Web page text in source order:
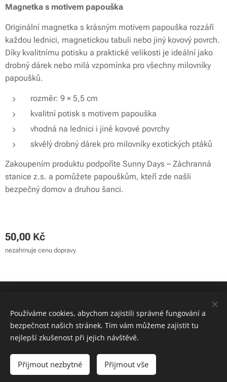
Magnetka s motivem papouška
Originální magnetka s krásným motivem papouška rozzáří
každou lednici, magnetickou tabuli nebo jiný kovový povrch.
Díky kvalitnímu potisku a praktické velikosti je ideální jako
drobný dárek nebo milá vzpomínka pro všechny milovníky
papoušků.
rozměr: 9 × 5,5 cm
kvalitní potisk s motivem papouška
vhodná na lednici i jiné kovové povrchy
skvělý drobný dárek pro milovníky exotických ptáků
Zakoupením produktu podpoříte Sunny Days – Záchranná
stanice z.s. a pomůžete papouškům, kteří zde našli
bezpečný domov a druhou šanci.
50,00 Kč
nezahrnuje cenu dopravy
Do košíku
Cookies
Používáme cookies, abychom zajistili správné fungování a
bezpečnost našich stránek. Tím vám můžeme zajistit tu
nejlepší zkušenost při jejich návštěvě.
Přijmout nezbytné Přijmout vše